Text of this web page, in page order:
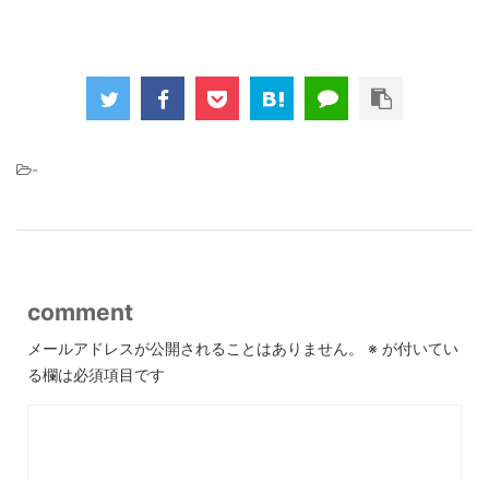
-
comment
メールアドレスが公開されることはありません。 ※ が付いてい
る欄は必須項目です